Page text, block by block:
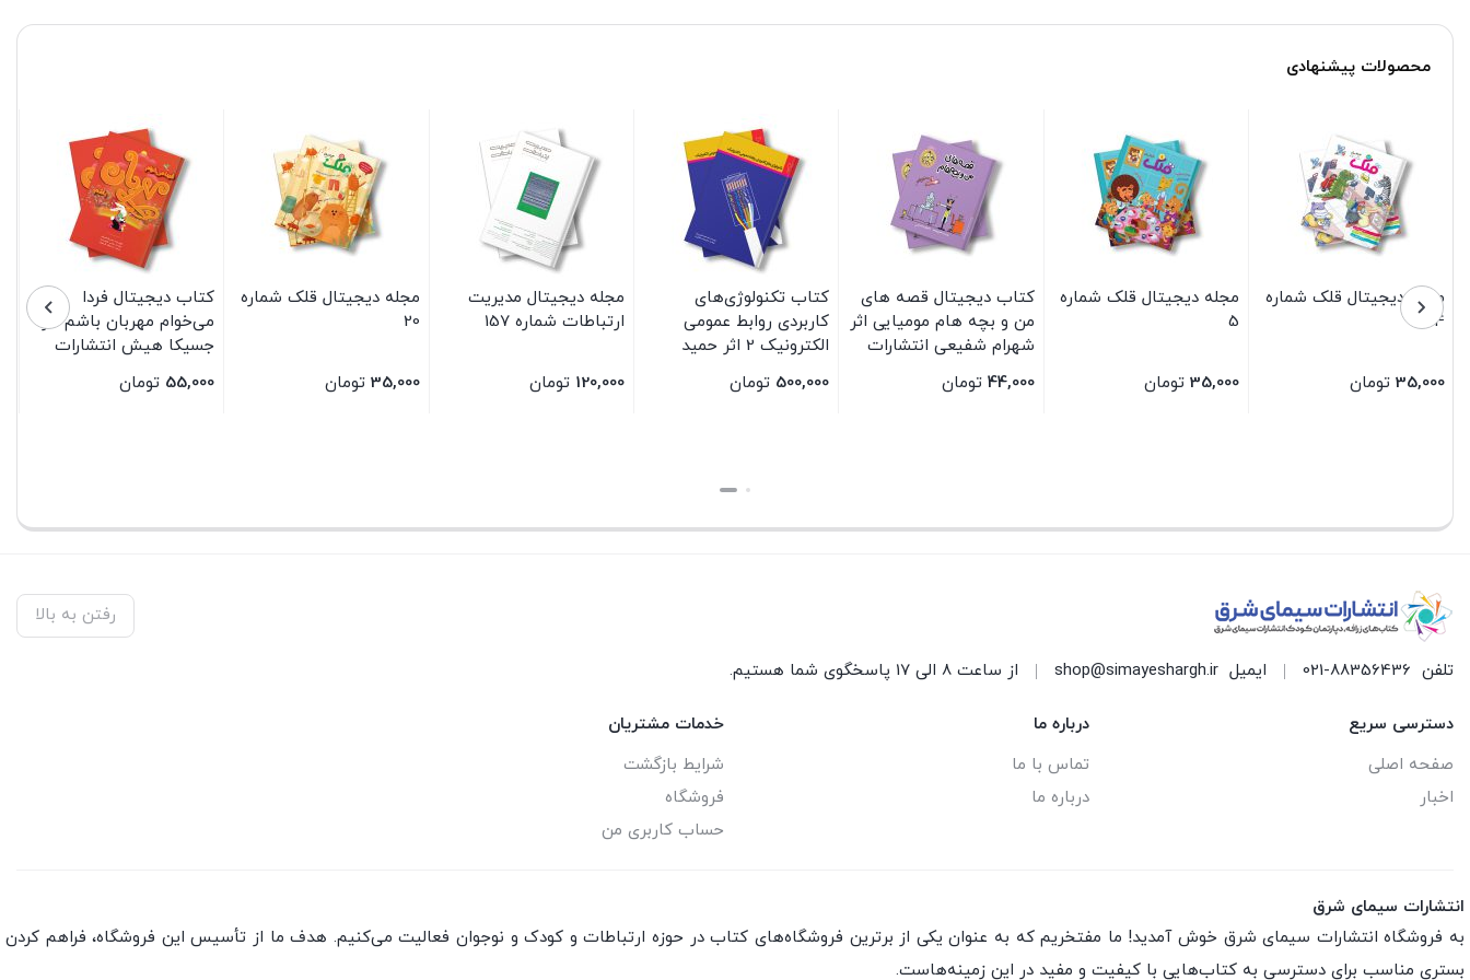
محصولات پیشنهادی
مجله دیجیتال قلک شماره
74
35,000 تومان
مجله دیجیتال قلک شماره
5
35,000 تومان
کتاب دیجیتال قصه های
من و بچه هام مومیایی اثر
شهرام شفیعی انتشارات
سیمای شرق
44,000 تومان
کتاب تکنولوژی‌های
کاربردی روابط عمومی
الکترونیک 2 اثر حمید
سیمای شرق
500,000 تومان
مجله دیجیتال مدیریت
ارتباطات شماره 157
120,000 تومان
مجله دیجیتال قلک شماره
20
35,000 تومان
کتاب دیجیتال فردا
می‌خوام مهربان باشم اثر
جسیکا هیش انتشارات
55,000 تومان
رفتن به بالا
تلفن 021-88356436 ایمیل shop@simayeshargh.ir از ساعت 8 الی 17 پاسخگوی شما هستیم.
دسترسی سریع
صفحه اصلی
اخبار
درباره ما
تماس با ما
درباره ما
خدمات مشتریان
شرایط بازگشت
فروشگاه
حساب کاربری من
انتشارات سیمای شرق
به فروشگاه انتشارات سیمای شرق خوش آمدید! ما مفتخریم که به عنوان یکی از برترین فروشگاه‌های کتاب در حوزه ارتباطات و کودک و نوجوان فعالیت می‌کنیم. هدف ما از تأسیس این فروشگاه، فراهم کردن
بستری مناسب برای دسترسی به کتاب‌هایی با کیفیت و مفید در این زمینه‌هاست.